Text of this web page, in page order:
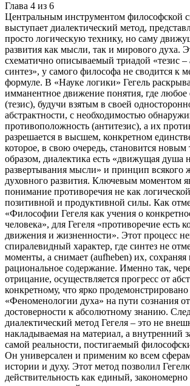
Глава 4 из 6
Центральным инструментом философской
выступает диалектический метод,
просто логическую технику, но саму
развития как мысли, так и мирового духа.
схематично описываемый триадой «тезис –
синтез», у самого философа не сводится к
формуле. В «Науке логики» Гегель
имманентное движение понятия, где любое
(тезис), будучи взятым в своей
абстрактности, с необходимостью
противоположность (антитезис), а их
разрешается в высшем, конкретном
которое, в свою очередь, становится
образом, диалектика есть «движущая душа
развертывания мысли» и принцип всякого
духовного развития. Ключевым моментом
понимание противоречия не как
позитивной и продуктивной силы. Как
«Философии Гегеля как учения о
человека», для Гегеля «противоречие есть
движения и жизненности». Этот процесс
спиралевидный характер, где синтез не
моменты, а снимает (aufheben) их, сохраняя
рациональное содержание. Именно так,
отрицание, осуществляется прогресс от
конкретному, что ярко продемонстрировано
«Феноменологии духа» на пути сознания
достоверности к абсолютному знанию.
диалектический метод Гегеля – это не
накладываемая на материал, а внутренний
самой реальности, постигаемый
Он универсален и применим ко всем
истории и духу. Этот метод позволил
действительность как единый, закономерно